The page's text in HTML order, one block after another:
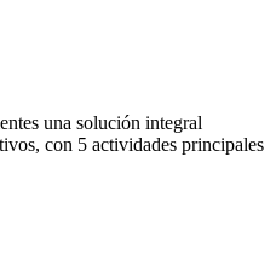
una solución integral
con 5 actividades principales